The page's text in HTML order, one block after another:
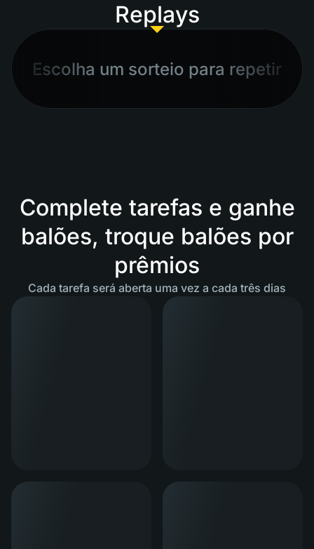
Replays
Escolha um sorteio para repetir
Complete tarefas e ganhe
balões, troque balões por
prêmios
Cada tarefa será aberta uma vez a cada três dias